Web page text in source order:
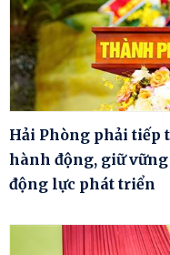
Hải Phòng phải tiếp
hành động, giữ
động lực phát triển